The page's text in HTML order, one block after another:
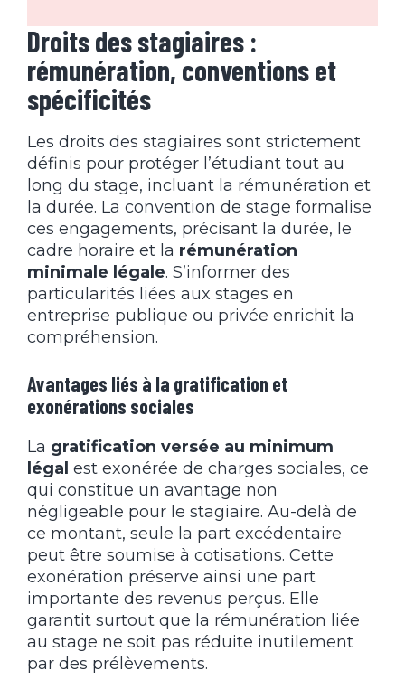
Droits des stagiaires :
rémunération, conventions et
spécificités
Les droits des stagiaires sont strictement
définis pour protéger l’étudiant tout au
long du stage, incluant la rémunération et
la durée. La convention de stage formalise
ces engagements, précisant la durée, le
cadre horaire et la rémunération
minimale légale. S’informer des
particularités liées aux stages en
entreprise publique ou privée enrichit la
compréhension.
Avantages liés à la gratification et
exonérations sociales
La gratification versée au minimum
légal est exonérée de charges sociales, ce
qui constitue un avantage non
négligeable pour le stagiaire. Au-delà de
ce montant, seule la part excédentaire
peut être soumise à cotisations. Cette
exonération préserve ainsi une part
importante des revenus perçus. Elle
garantit surtout que la rémunération liée
au stage ne soit pas réduite inutilement
par des prélèvements.